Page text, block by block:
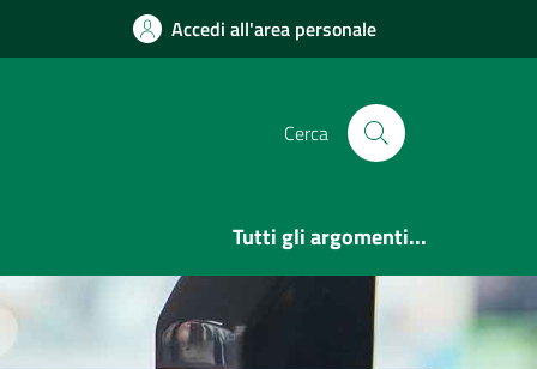
Accedi all'area personale
Cerca
Tutti gli argomenti...